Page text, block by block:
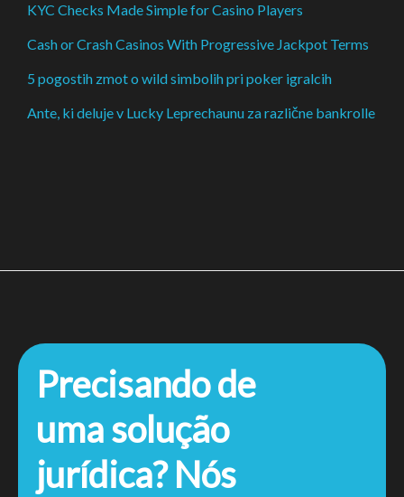
KYC Checks Made Simple for Casino Players
Cash or Crash Casinos With Progressive Jackpot Terms
5 pogostih zmot o wild simbolih pri poker igralcih
Ante, ki deluje v Lucky Leprechaunu za različne bankrolle
Precisando de
uma solução
jurídica? Nós